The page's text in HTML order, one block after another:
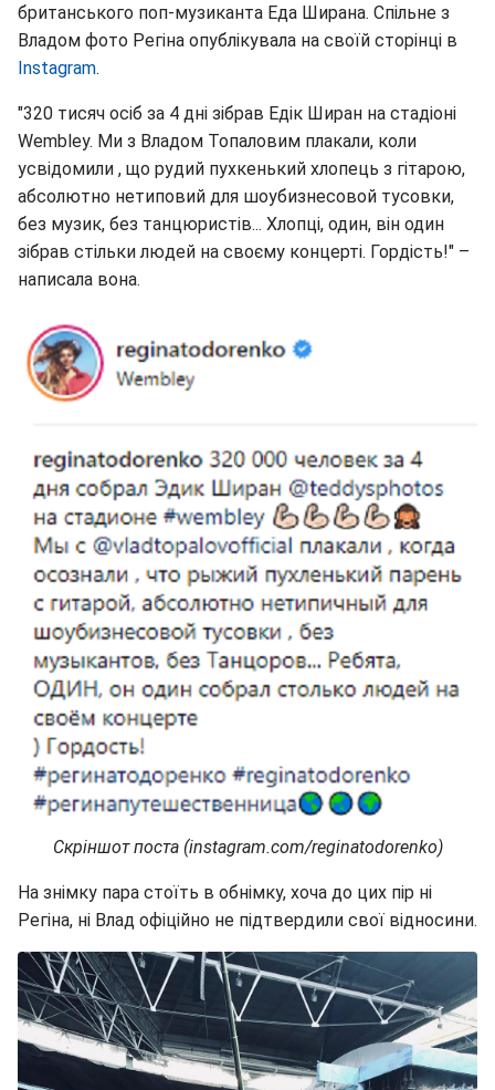
британського поп-музиканта Еда Ширана. Спільне з
Владом фото Регіна опублікувала на своїй сторінці в
Instagram.
"320 тисяч осіб за 4 дні зібрав Едік Ширан на стадіоні
Wembley. Ми з Владом Топаловим плакали, коли
усвідомили , що рудий пухкенький хлопець з гітарою,
абсолютно нетиповий для шоубизнесовой тусовки,
без музик, без танцюристів... Хлопці, один, він один
зібрав стільки людей на своєму концерті. Гордість!" –
написала вона.
Скріншот поста (instagram.com/reginatodorenko)
На знімку пара стоїть в обнімку, хоча до цих пір ні
Регіна, ні Влад офіційно не підтвердили свої відносини.